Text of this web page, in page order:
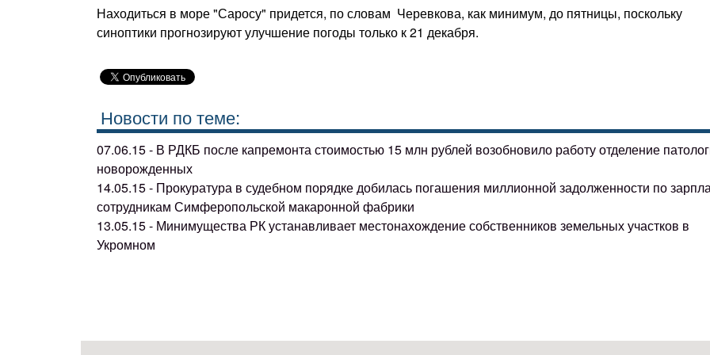
Находиться в море "Саросу" придется, по словам Черевкова, как минимум, до пятницы, поскольку
синоптики прогнозируют улучшение погоды только к 21 декабря.
Новости по теме:
07.06.15 - В РДКБ после капремонта стоимостью 15 млн рублей возобновило работу отделение
новорожденных
14.05.15 - Прокуратура в судебном порядке добилась погашения миллионной задолженности по
сотрудникам Симферопольской макаронной фабрики
13.05.15 - Минимущества РК устанавливает местонахождение собственников земельных участков в
Укромном